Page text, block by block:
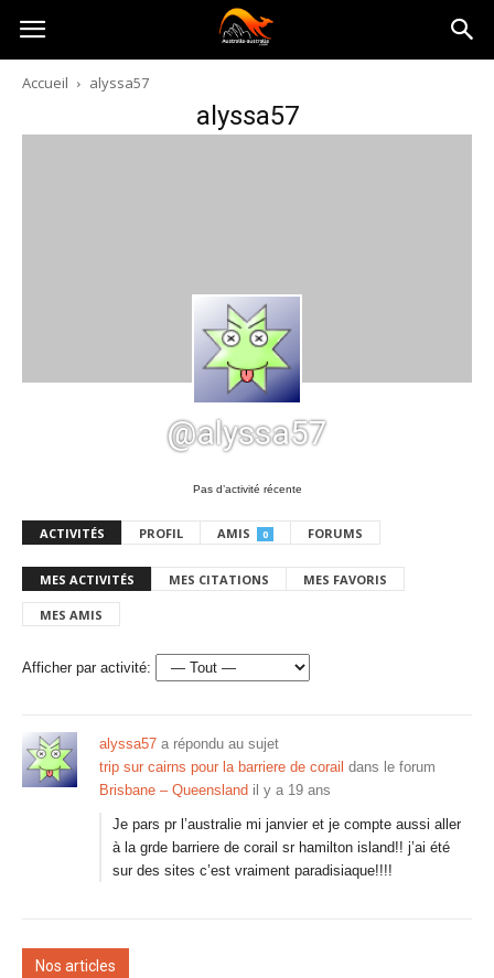
Australia-
australie.com
Accueil alyssa57
alyssa57
@alyssa57
Pas d’activité récente
ACTIVITÉS PROFIL AMIS 0 FORUMS
MES ACTIVITÉS MES CITATIONS MES FAVORIS
MES AMIS
Afficher par activité:
alyssa57 a répondu au sujet
trip sur cairns pour la barriere de corail dans le forum
Brisbane – Queensland il y a 19 ans
Je pars pr l’australie mi janvier et je compte aussi aller
à la grde barriere de corail sr hamilton island!! j’ai été
sur des sites c’est vraiment paradisiaque!!!!
Nos articles